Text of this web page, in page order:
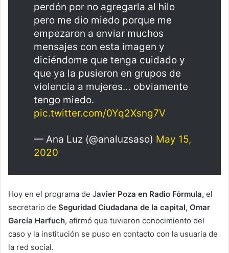
perdón por no agregarla al hilo
pero me dio miedo porque me
empezaron a enviar muchos
mensajes con esta imagen y
diciéndome que tenga cuidado y
que ya la pusieron en grupos de
violencia a mujeres… obviamente
tengo miedo.
pic.twitter.com/0Yq2Xsng7V
— Ana Luz (@analuzsaso) May 15,
2020
Hoy en el programa de Javier Poza en Radio Fórmula, el
secretario de Seguridad Ciudadana de la capital, Omar
García Harfuch, afirmó que tuvieron conocimiento del
caso y la institución se puso en contacto con la usuaria de
la red social.